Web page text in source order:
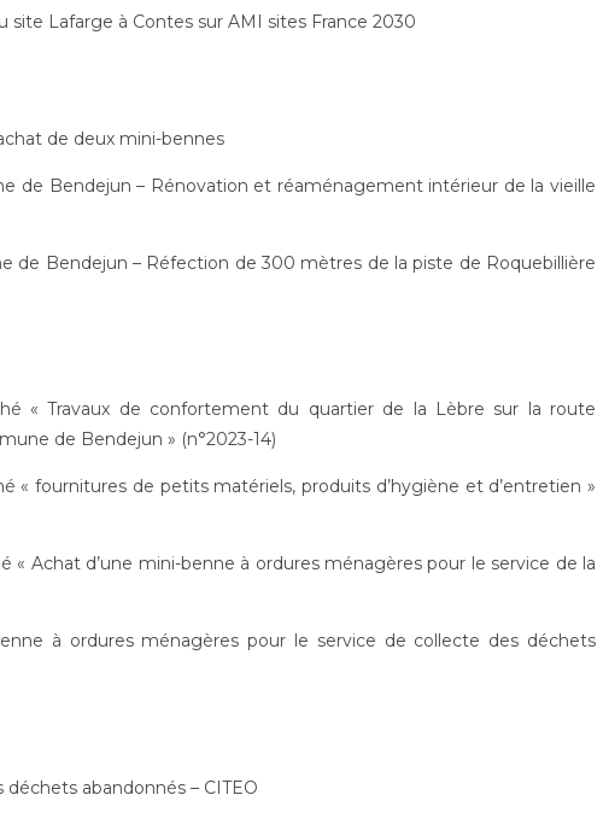
site Lafarge à Contes sur AMI sites France 2030
de deux mini-bennes
de Bendejun – Rénovation et réaménagement intérieur de la vieille
de Bendejun – Réfection de 300 mètres de la piste de Roquebillière
« Travaux de confortement du quartier de la Lèbre sur la route
de Bendejun » (n°2023-14)
« fournitures de petits matériels, produits d’hygiène et d’entretien »
Achat d’une mini-benne à ordures ménagères pour le service de la
à ordures ménagères pour le service de collecte des déchets
abandonnés – CITEO